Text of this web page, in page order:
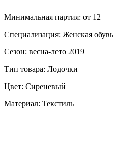
Минимальная партия: от 12
Специализация: Женская обувь
Сезон: весна-лето 2019
Тип товара: Лодочки
Цвет: Сиреневый
Материал: Текстиль